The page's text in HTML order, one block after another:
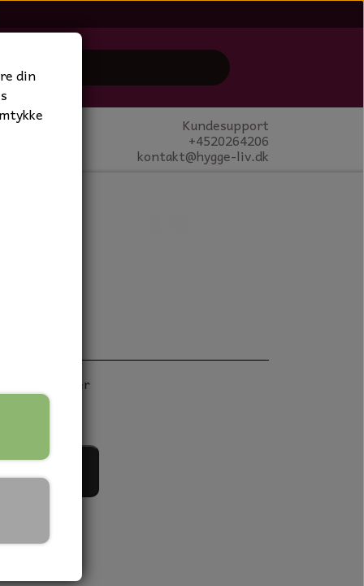
Kundesupport
+4520264206
kontakt@hygge-liv.dk
stunder
kurv
din